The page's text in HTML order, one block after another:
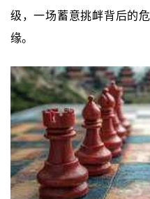
级，一场蓄意挑衅背后的
缘。